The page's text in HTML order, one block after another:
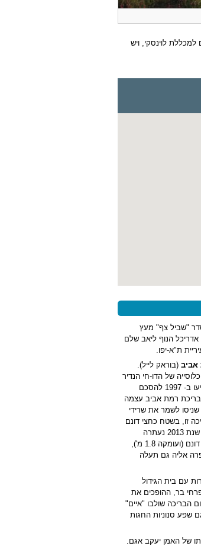
קווים 26 ו-125 מגיעים מחולון/בת ים למכללת לוינסקי, ויש
"שביל צף" מעץ
אדריכל הנוף ליאב שלם
ת"א-יפו.
אביב(בוראק לייל).
של הדו-חי הנדיר
חפרית. גופי שמירת הטבע לא השכילו להגן על הבריכה מבעוד מועד, אולם אנשי רשות שמורות הטבע הגיעו ב- 1997 להסכם
באזור. בריכת רמת אביב עצמה
לשמר את שרידי
אבשלום". בריכה זו, בשטח כחצי דונם
בלבד, לא ענתה היטב לצרכים אקולוגיים ואינה אוגרת מים כיום. פעילי הסביבה המשיכו במאבקם, ובסוף שנת 2013 נעתרה
העירייה והקצתה שטח של כעשרה דונם בו אנו נמצאים. בשטח זה נחפרה בריכה עונתית שגודלה כשלושה דונם (ועומקה 1.8 מ'),
אליה גם תעלה
עם בית הגידול
בר, ההופכים את
הבריכה שולבו "איים"
שפע סנוניות החגות
של האמן יעקב אגם.